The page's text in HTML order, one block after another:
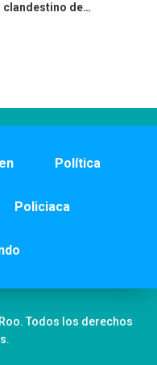
clandestino de…
Política
Policiaca
Todos los derechos